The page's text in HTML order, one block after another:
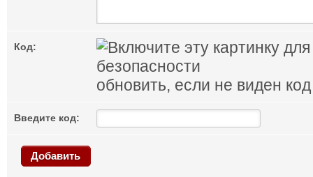
Код:
обновить, если не виден код
Введите код:
Добавить